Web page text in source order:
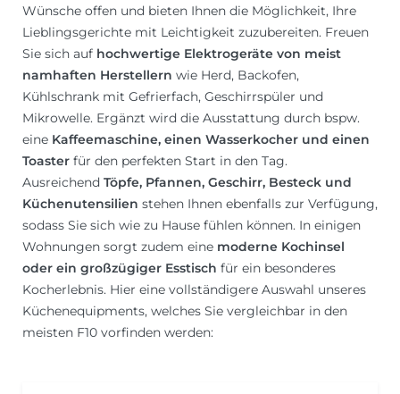
Wünsche offen und bieten Ihnen die Möglichkeit, Ihre
Lieblingsgerichte mit Leichtigkeit zuzubereiten. Freuen
Sie sich auf hochwertige Elektrogeräte von meist
namhaften Herstellern wie Herd, Backofen,
Kühlschrank mit Gefrierfach, Geschirrspüler und
Mikrowelle. Ergänzt wird die Ausstattung durch bspw.
eine Kaffeemaschine, einen Wasserkocher und einen
Toaster für den perfekten Start in den Tag.
Ausreichend Töpfe, Pfannen, Geschirr, Besteck und
Küchenutensilien stehen Ihnen ebenfalls zur Verfügung,
sodass Sie sich wie zu Hause fühlen können. In einigen
Wohnungen sorgt zudem eine moderne Kochinsel
oder ein großzügiger Esstisch für ein besonderes
Kocherlebnis. Hier eine vollständigere Auswahl unseres
Küchenequipments, welches Sie vergleichbar in den
meisten F10 vorfinden werden: